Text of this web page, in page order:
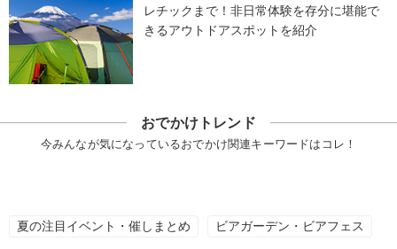
レチックまで！非日常体験を存分に堪能で
きるアウトドアスポットを紹介
おでかけトレンド
今みんなが気になっているおでかけ関連キーワードはコレ！
夏の注目イベント・催しまとめ ビアガーデン・ビアフェス